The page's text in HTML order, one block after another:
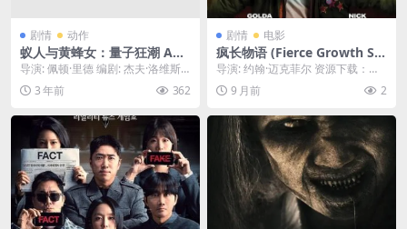
剧情 动作
蚁人与黄蜂女：量子狂潮 Ant-
Man and the Wasp: Quant
umania (2023) 高清4k版
????
导演: 佩顿·里德 编剧: 杰夫·洛维斯
主演: 保罗·路德 / 伊万杰琳·莉莉...
3 年前 362
剧情 电影
疯长物语 (Fierce Growth St
ory) – 2025 – 剧情 – 1080P清
晰度大幅升级 – 夸克网盘/百
度网盘免费下载 | 4ho电影资
导演: 约翰·迈克菲尔 资源下载：疯
长物语下载阿里云盘,百度云盘,免费
在线观看,...
9 月前 2